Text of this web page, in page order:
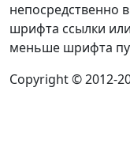
непосредственно
шрифта ссылки
меньше шрифта
Copyright © 2012-